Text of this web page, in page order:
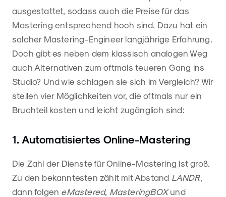
ausgestattet, sodass auch die Preise für das
Mastering entsprechend hoch sind. Dazu hat ein
solcher Mastering-Engineer langjährige Erfahrung.
Doch gibt es neben dem klassisch analogen Weg
auch Alternativen zum oftmals teueren Gang ins
Studio? Und wie schlagen sie sich im Vergleich? Wir
stellen vier Möglichkeiten vor, die oftmals nur ein
Bruchteil kosten und leicht zugänglich sind:
1. Automatisiertes Online-Mastering
Die Zahl der Dienste für Online-Mastering ist groß.
Zu den bekanntesten zählt mit Abstand LANDR,
dann folgen eMastered, MasteringBOXund